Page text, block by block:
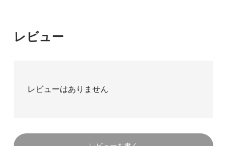
レビュー
レビューはありません